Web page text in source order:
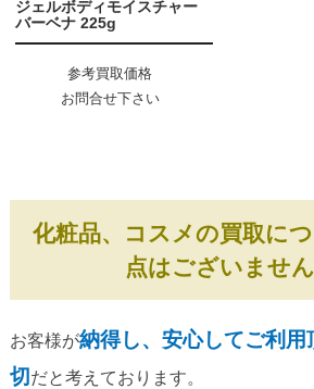
ジェルボディモイスチャー
バーベナ 225g
参考買取価格
お問合せ下さい
化粧品、コスメの買取に
点はございませ
お客様が納得し、安心してご利用
切 だと考えております。